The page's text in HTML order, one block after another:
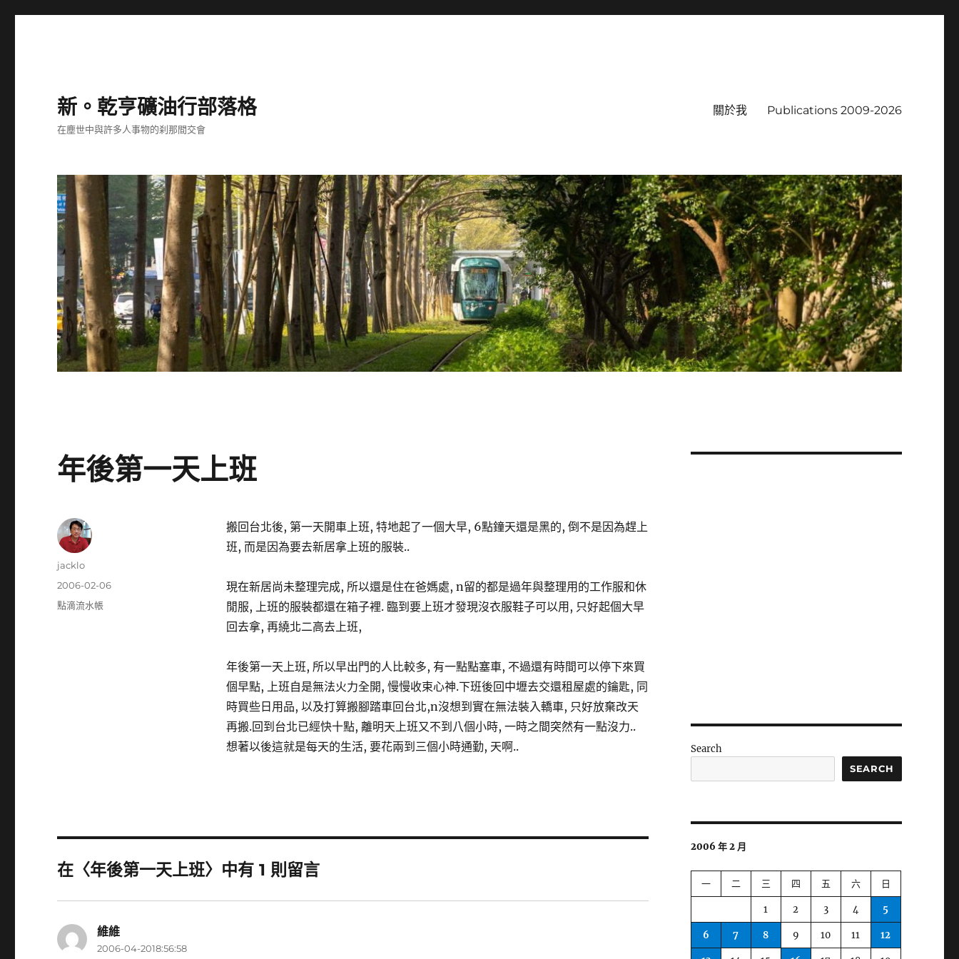
新。乾亨礦油行部落格
在塵世中與許多人事物的刹那間交會
關於我 Publications 2009-2026
年後第一天上班
搬回台北後, 第一天開車上班, 特地起了一個大早, 6點鐘天還是黑的, 倒不是因為趕上
班, 而是因為要去新居拿上班的服裝..
現在新居尚未整理完成, 所以還是住在爸媽處, n留的都是過年與整理用的工作服和休
閒服, 上班的服裝都還在箱子裡. 臨到要上班才發現沒衣服鞋子可以用, 只好起個大早
回去拿, 再繞北二高去上班,
年後第一天上班, 所以早出門的人比較多, 有一點點塞車, 不過還有時間可以停下來買
個早點, 上班自是無法火力全開, 慢慢收束心神.下班後回中壢去交還租屋處的鑰匙, 同
時買些日用品, 以及打算搬腳踏車回台北,n沒想到實在無法裝入轎車, 只好放棄改天
再搬.回到台北已經快十點, 離明天上班又不到八個小時, 一時之間突然有一點沒力..
想著以後這就是每天的生活, 要花兩到三個小時通勤, 天啊..
作
jacklo
發
佈
2006-02-06
分
點滴流水帳
在〈年後第一天上班〉中有 1 則留言
維維
示:
2006-04-2018:56:58
Search
SEARCH
2006 年 2 月
一 二 三 四 五 六 日
1 2 3 4 5
6 7 8 9 10 11 12